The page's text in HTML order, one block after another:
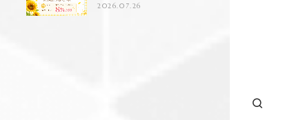
2026.07.26